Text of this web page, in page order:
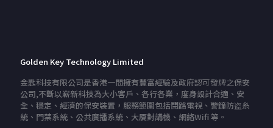
Golden Key Technology Limited
金匙科技有限公司是香港一間擁有豐富經驗及政府認可發牌之保安
公司,不斷以嶄新科技為大小客戶、各行各業，度身設計合適、安
全、穩定、經濟的保安裝置，服務範圍包括閉路電視、警鐘防盗糸
統、門禁系統、公共廣播系統、大厦對講機、網絡Wifi 等。